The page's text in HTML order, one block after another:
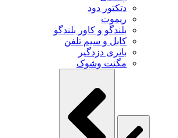
دتکتور دود
ریموت
بلندگو و کاور بلندگو
کابل و سیم تلفن
باتری دزدگیر
مگنت وشوک